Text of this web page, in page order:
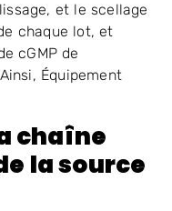
et le scellage
chaque lot, et
cGMP de
Équipement
chaîne
la source